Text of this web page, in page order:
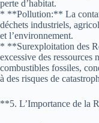
perte d’habitat.
* **Pollution:** La
déchets industriels,
et l’environnement.
* **Surexploitation des
excessive des ressources
combustibles fossiles,
à des risques de
**5. L’Importance de la